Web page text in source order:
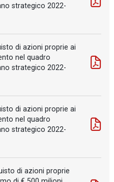
strategico 2022-
di azioni proprie ai
nel quadro
strategico 2022-
di azioni proprie ai
nel quadro
strategico 2022-
di azioni proprie